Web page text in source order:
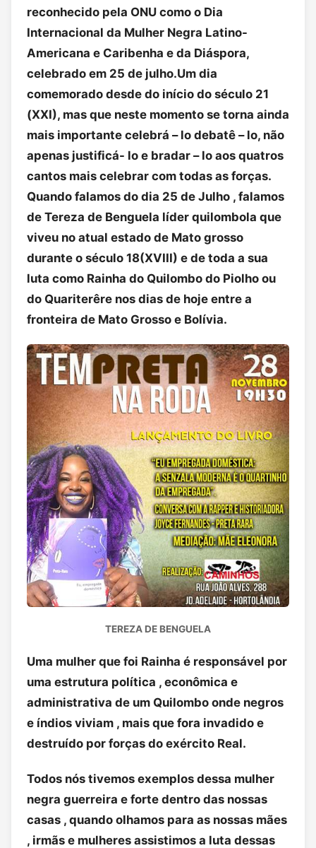
reconhecido pela ONU como o Dia
Internacional da Mulher Negra Latino-
Americana e Caribenha e da Diáspora,
celebrado em 25 de julho.Um dia
comemorado desde do início do século 21
(XXI), mas que neste momento se torna ainda
mais importante celebrá – lo debatê – lo, não
apenas justificá- lo e bradar – lo aos quatros
cantos mais celebrar com todas as forças.
Quando falamos do dia 25 de Julho , falamos
de Tereza de Benguela líder quilombola que
viveu no atual estado de Mato grosso
durante o século 18(XVIII) e de toda a sua
luta como Rainha do Quilombo do Piolho ou
do Quariterêre nos dias de hoje entre a
fronteira de Mato Grosso e Bolívia.
TEREZA DE BENGUELA
Uma mulher que foi Rainha é responsável por
uma estrutura política , econômica e
administrativa de um Quilombo onde negros
e índios viviam , mais que fora invadido e
destruído por forças do exército Real.
Todos nós tivemos exemplos dessa mulher
negra guerreira e forte dentro das nossas
casas , quando olhamos para as nossas mães
, irmãs e mulheres assistimos a luta dessas